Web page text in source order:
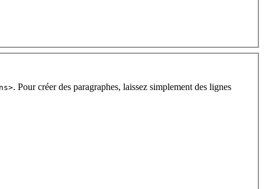
. Pour créer des paragraphes, laissez simplement des lignes